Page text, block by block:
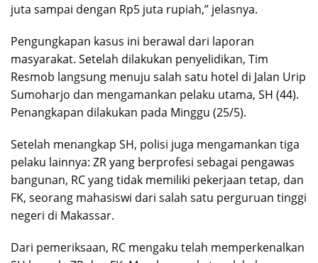
juta sampai dengan Rp5 juta rupiah,” jelasnya.
Pengungkapan kasus ini berawal dari laporan
masyarakat. Setelah dilakukan penyelidikan, Tim
Resmob langsung menuju salah satu hotel di Jalan Urip
Sumoharjo dan mengamankan pelaku utama, SH (44).
Penangkapan dilakukan pada Minggu (25/5).
Setelah menangkap SH, polisi juga mengamankan tiga
pelaku lainnya: ZR yang berprofesi sebagai pengawas
bangunan, RC yang tidak memiliki pekerjaan tetap, dan
FK, seorang mahasiswi dari salah satu perguruan tinggi
negeri di Makassar.
Dari pemeriksaan, RC mengaku telah memperkenalkan